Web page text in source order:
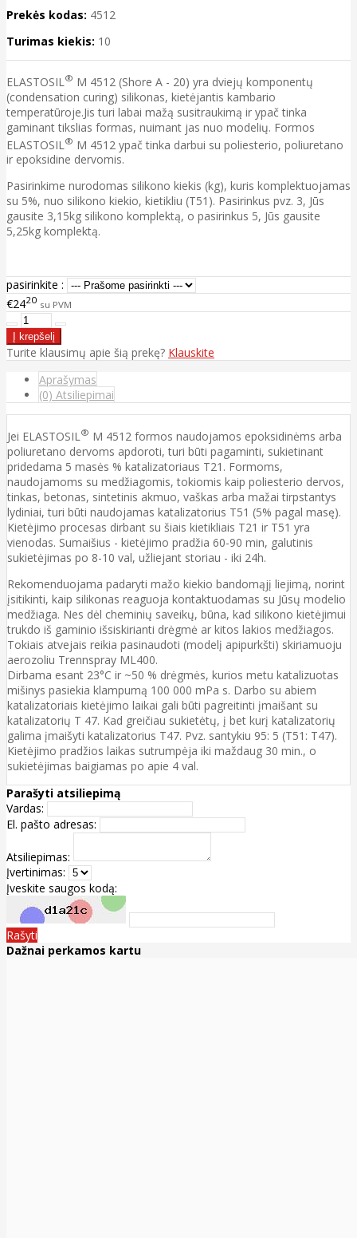
Prekės kodas: 4512
Turimas kiekis: 10
ELASTOSIL® M 4512 (Shore A - 20) yra dviejų komponentų
(condensation curing) silikonas, kietėjantis kambario
temperatūroje.Jis turi labai mažą susitraukimą ir ypač tinka
gaminant tikslias formas, nuimant jas nuo modelių. Formos
ELASTOSIL ® M 4512 ypač tinka darbui su poliesterio, poliuretano
ir epoksidine dervomis.
Pasirinkime nurodomas silikono kiekis (kg), kuris komplektuojamas
su 5%, nuo silikono kiekio, kietikliu (T51). Pasirinkus pvz. 3, Jūs
gausite 3,15kg silikono komplektą, o pasirinkus 5, Jūs gausite
5,25kg komplektą.
pasirinkite :
€2420 su PVM
Turite klausimų apie šią prekę? Klauskite
Aprašymas
(0) Atsiliepimai
Jei ELASTOSIL ® M 4512 formos naudojamos epoksidinėms arba
poliuretano dervoms apdoroti, turi būti pagaminti, sukietinant
pridedama 5 masės % katalizatoriaus T21. Formoms,
naudojamoms su medžiagomis, tokiomis kaip poliesterio dervos,
tinkas, betonas, sintetinis akmuo, vaškas arba mažai tirpstantys
lydiniai, turi būti naudojamas katalizatorius T51 (5% pagal masę).
Kietėjimo procesas dirbant su šiais kietikliais T21 ir T51 yra
vienodas. Sumaišius - kietėjimo pradžia 60-90 min, galutinis
sukietėjimas po 8-10 val, užliejant storiau - iki 24h.
Rekomenduojama padaryti mažo kiekio bandomąjį liejimą, norint
įsitikinti, kaip silikonas reaguoja kontaktuodamas su Jūsų modelio
medžiaga. Nes dėl cheminių saveikų, būna, kad silikono kietėjimui
trukdo iš gaminio išsiskirianti drėgmė ar kitos lakios medžiagos.
Tokiais atvejais reikia pasinaudoti (modelį apipurkšti) skiriamuoju
aerozoliu Trennspray ML400.
Dirbama esant 23°C ir ~50 % drėgmės, kurios metu katalizuotas
mišinys pasiekia klampumą 100 000 mPa s. Darbo su abiem
katalizatoriais kietėjimo laikai gali būti pagreitinti įmaišant su
katalizatorių T 47. Kad greičiau sukietėtų, į bet kurį katalizatorių
galima įmaišyti katalizatorius T47. Pvz. santykiu 95: 5 (T51: T47).
Kietėjimo pradžios laikas sutrumpėja iki maždaug 30 min., o
sukietėjimas baigiamas po apie 4 val.
Parašyti atsiliepimą
Vardas:
El. pašto adresas:
Atsiliepimas:
Įvertinimas:
Įveskite saugos kodą:
Rašyti
Dažnai perkamos kartu